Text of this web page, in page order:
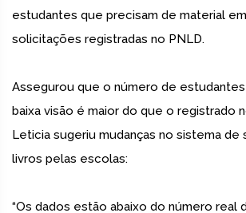
estudantes que precisam de material
solicitações registradas no PNLD.
Assegurou que o número de
baixa visão é maior do que o registrado
Leticia sugeriu mudanças no sistema de
livros pelas escolas:
“Os dados estão abaixo do número real